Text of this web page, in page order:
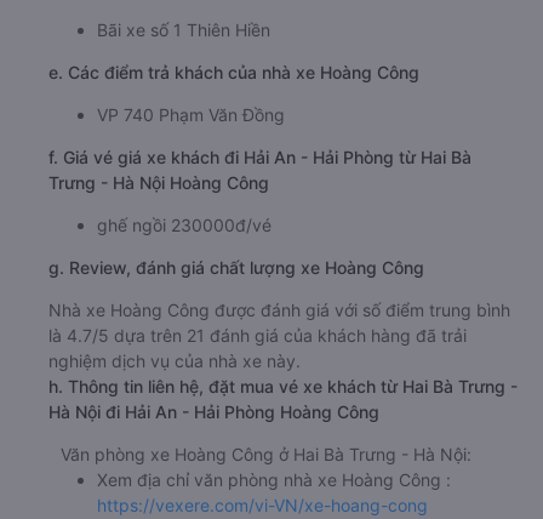
Bãi xe số 1 Thiên Hiền
e. Các điểm trả khách của nhà xe Hoàng Công
VP 740 Phạm Văn Đồng
f. Giá vé giá xe khách đi Hải An - Hải Phòng từ Hai Bà
Trưng - Hà Nội Hoàng Công
ghế ngồi 230000đ/vé
g. Review, đánh giá chất lượng xe Hoàng Công
Nhà xe Hoàng Công được đánh giá với số điểm trung bình
là 4.7/5 dựa trên 21 đánh giá của khách hàng đã trải
nghiệm dịch vụ của nhà xe này.
h. Thông tin liên hệ, đặt mua vé xe khách từ Hai Bà Trưng -
Hà Nội đi Hải An - Hải Phòng Hoàng Công
Văn phòng xe Hoàng Công ở Hai Bà Trưng - Hà Nội:
Xem địa chỉ văn phòng nhà xe Hoàng Công :
https://vexere.com/vi-VN/xe-hoang-cong